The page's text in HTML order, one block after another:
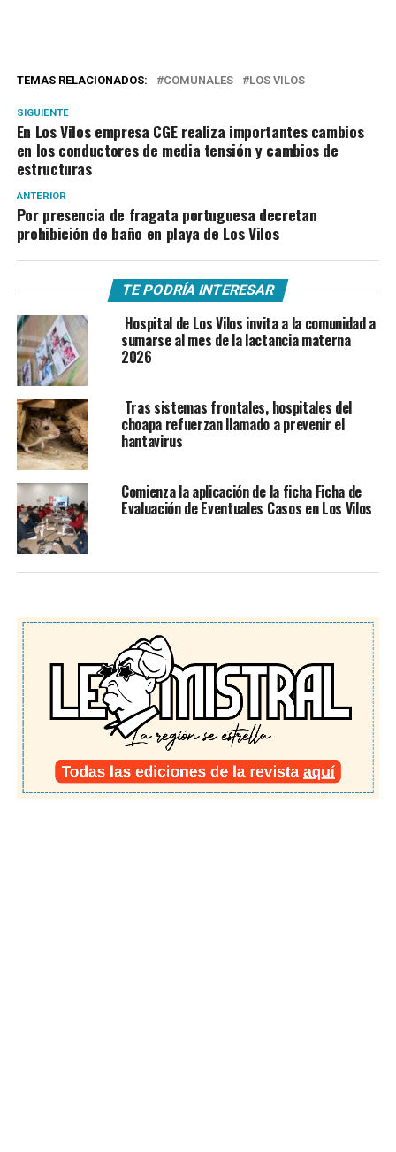
TEMAS RELACIONADOS: COMUNALES LOS VILOS
SIGUIENTE
En Los Vilos empresa CGE realiza importantes cambios
en los conductores de media tensión y cambios de
estructuras
ANTERIOR
Por presencia de fragata portuguesa decretan
prohibición de baño en playa de Los Vilos
TE PODRÍA INTERESAR
Hospital de Los Vilos invita a la comunidad a
sumarse al mes de la lactancia materna
2026
Tras sistemas frontales, hospitales del
choapa refuerzan llamado a prevenir el
hantavirus
Comienza la aplicación de la ficha Ficha de
Evaluación de Eventuales Casos en Los Vilos